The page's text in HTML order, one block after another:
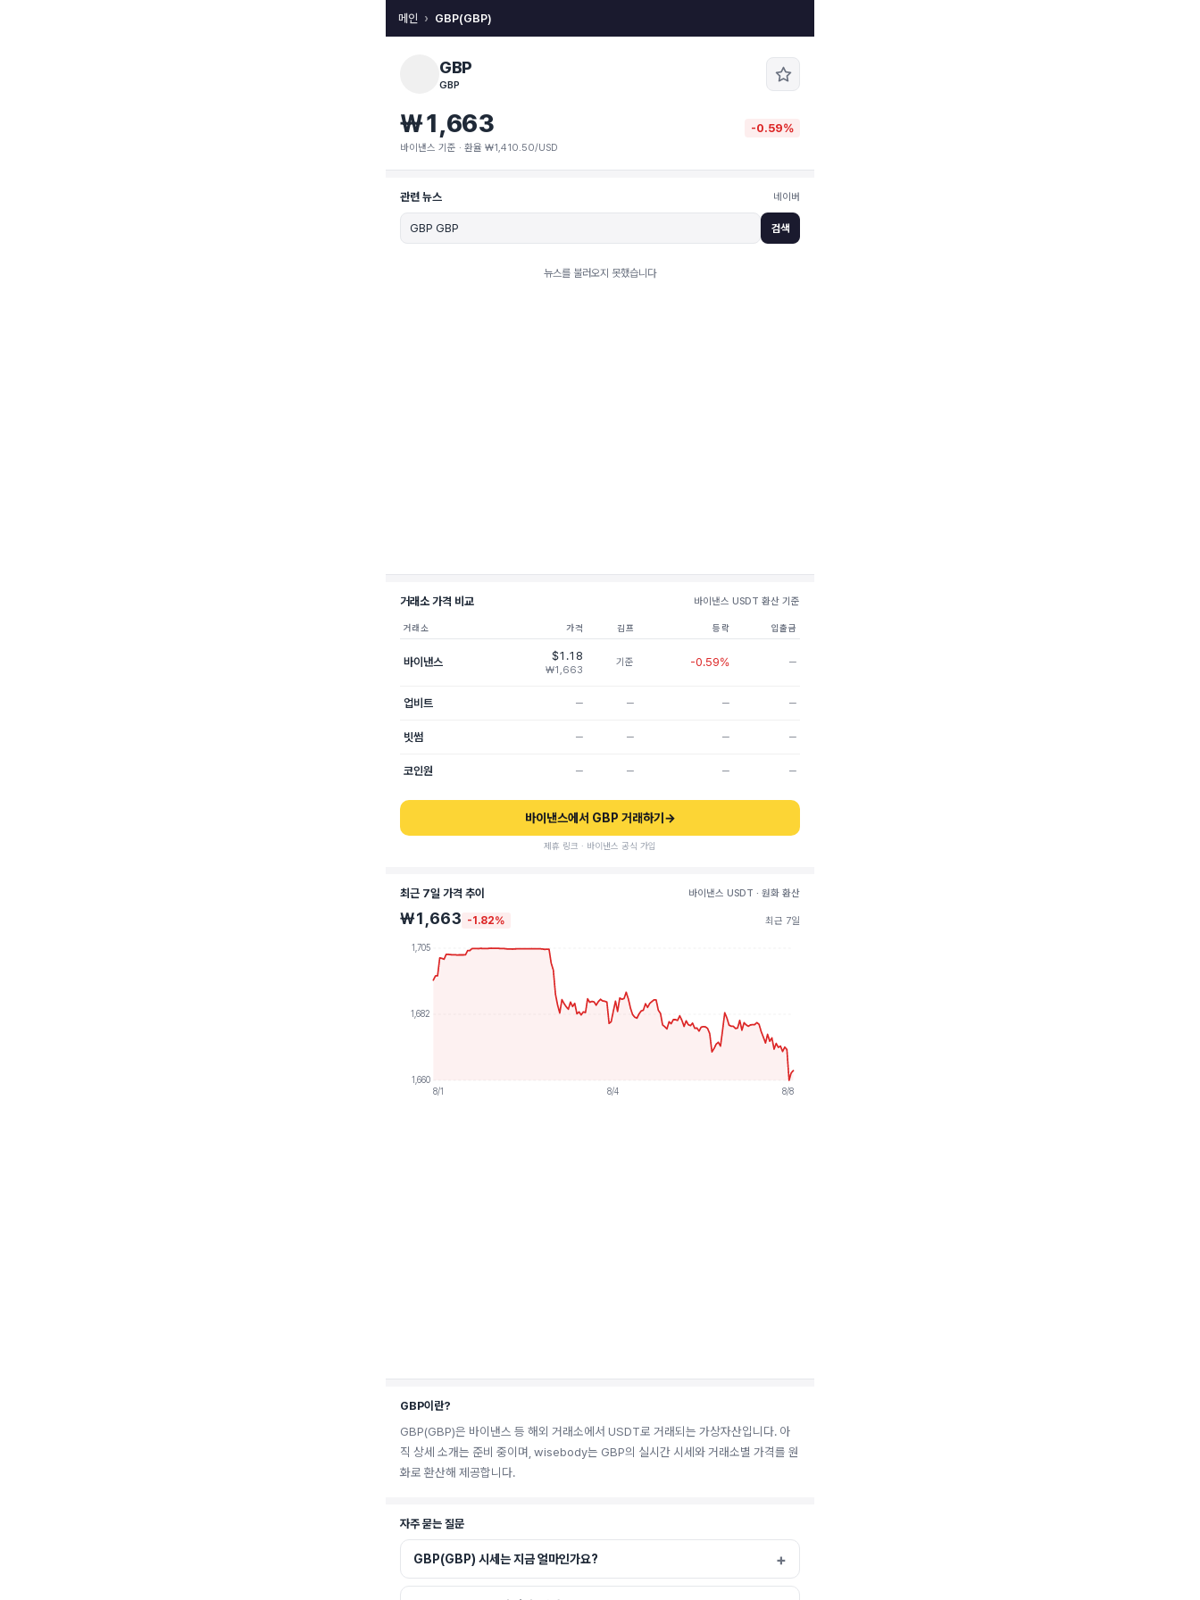
메인 GBP(GBP)
GBP
GBP
₩1,663 -0.59%
바이낸스 기준 · 환율 ₩1,410.50/USD
관련 뉴스 네이버
검색
뉴스를 불러오지 못했습니다
거래소 가격 비교 바이낸스 USDT 환산 기준
거래소 가격 김프 등락 입출금
바이낸스 $1.18
₩1,663
기준 -0.59% ─
업비트 ─ ─ ─ ─
빗썸 ─ ─ ─ ─
코인원 ─ ─ ─ ─
바이낸스에서 GBP 거래하기 →
제휴 링크 · 바이낸스 공식 가입
최근 7일 가격 추이 바이낸스 USDT · 원화 환산
₩1,663 -1.82% 최근 7일
1,705
1,682
1,660
8/1
8/4 8/8
GBP이란?
GBP(GBP)은 바이낸스 등 해외 거래소에서 USDT로 거래되는 가상자산입니다. 아
직 상세 소개는 준비 중이며, wisebody는 GBP의 실시간 시세와 거래소별 가격를 원
화로 환산해 제공합니다.
자주 묻는 질문
GBP(GBP) 시세는 지금 얼마인가요?